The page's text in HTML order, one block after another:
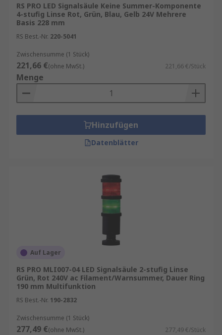
RS PRO LED Signalsäule Keine Summer-Komponente
4-stufig Linse Rot, Grün, Blau, Gelb 24V Mehrere
Basis 228 mm
RS Best.-Nr. 220-5041
Zwischensumme (1 Stück)
221,66 €(ohne MwSt.) 221,66 €/Stück
Menge
Hinzufügen
Datenblätter
Auf Lager
RS PRO MLI007-04 LED Signalsäule 2-stufig Linse
Grün, Rot 240V ac Filament/Warnsummer, Dauer Ring
190 mm Multifunktion
RS Best.-Nr. 190-2832
Zwischensumme (1 Stück)
277,49 €(ohne MwSt.) 277,49 €/Stück